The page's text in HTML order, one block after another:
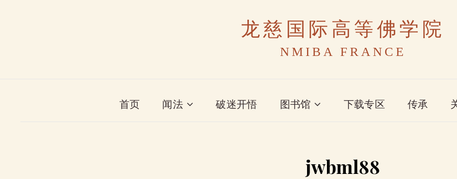
龙慈国际高等佛学院
NMIBA FRANCE
首页 闻法 破迷开悟 图书馆 下载专区 传承
jwbml88